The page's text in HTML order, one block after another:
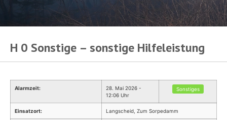
H 0 Sonstige – sonstige Hilfeleistung
Alarmzeit:
28. Mai 2026 -
12:06 Uhr
Sonstiges
Einsatzort: Langscheid, Zum Sorpedamm